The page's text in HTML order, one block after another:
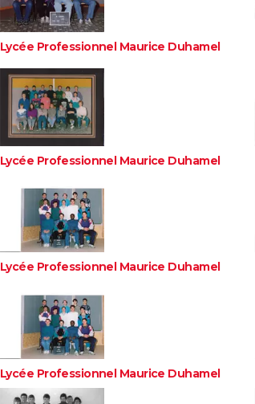
Lycée Professionnel Maurice Duhamel
Lycée Professionnel Maurice Duhamel
Lycée Professionnel Maurice Duhamel
Lycée Professionnel Maurice Duhamel